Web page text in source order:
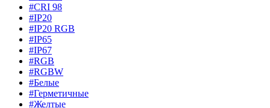
#CRI 98
#IP20
#IP20 RGB
#IP65
#IP67
#RGB
#RGBW
#Белые
#Герметичные
#Желтые